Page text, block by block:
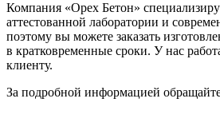
Компания «Орех Бетон»
аттестованной лаборатории и
поэтому вы можете заказать
в кратковременные сроки. У нас
клиенту.
За подробной информацией